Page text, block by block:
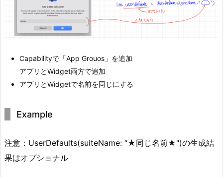
Capabilityで「App Grouos」を追加
アプリとWidget両方で追加
アプリとWidgetで名前を同じにする
Example
注意：UserDefaults(suiteName: “★同じ名前★")の生成結
果はオプショナル